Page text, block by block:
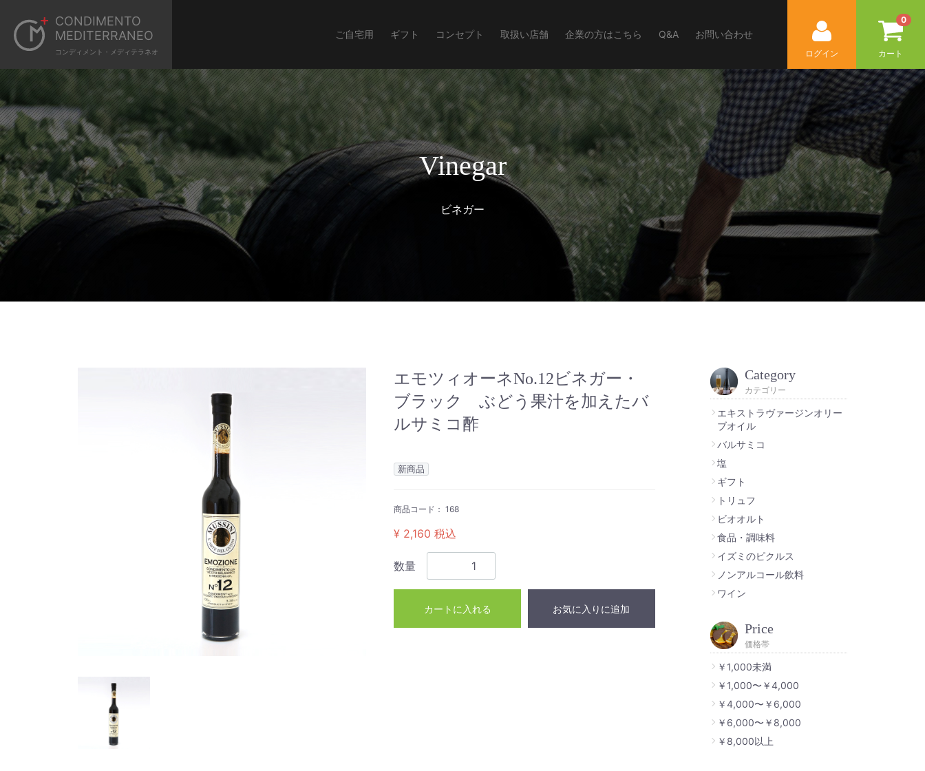
CONDIMENTO
MEDITERRANEO
コンディメント・メディテラネオ
ご自宅用 ギフト コンセプト 取扱い店舗 企業の方はこちら Q&A お問い合わせ
ログイン カート
0
Vinegar
ビネガー
エモツィオーネNo.12ビネガー・
ブラック ぶどう果汁を加えたバ
ルサミコ酢
新商品
商品コード：168
¥ 2,160 税込
数量
カートに入れる お気に入りに追加
Category
カテゴリー
エキストラヴァージンオリー
ブオイル
バルサミコ
塩
ギフト
トリュフ
ビオオルト
食品・調味料
イズミのピクルス
ノンアルコール飲料
ワイン
Price
価格帯
￥1,000未満
￥1,000〜￥4,000
￥4,000〜￥6,000
￥6,000〜￥8,000
￥8,000以上